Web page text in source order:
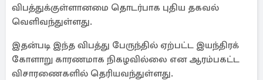
விபத்துக்குள்ளானமை தொடர்பாக புதிய தகவல்
வெளிவந்துள்ளது.
இதன்படி இந்த விபத்து பேருந்தில் ஏற்பட்ட இயந்திரக்
கோளாறு காரணமாக நிகழவில்லை என ஆரம்பகட்ட
விசாரணைகளில் தெரியவந்துள்ளது.